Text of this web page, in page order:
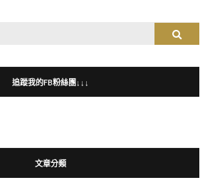
Search
追蹤我的FB粉絲團↓↓↓
文章分類